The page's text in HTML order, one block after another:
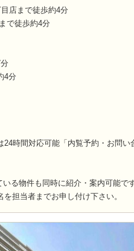
店まで徒歩約4分
で徒歩約4分
4分
時間対応可能「内覧予約・お問
る物件も同時に紹介・案内可能です
担当者までお申し付け下さい。